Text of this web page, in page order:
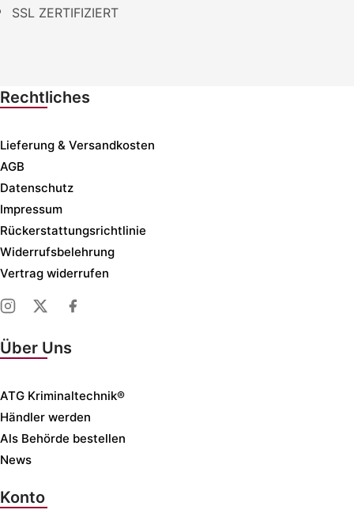
SSL ZERTIFIZIERT
Rechtliches
Lieferung & Versandkosten
AGB
Datenschutz
Impressum
Rückerstattungsrichtlinie
Widerrufsbelehrung
Vertrag widerrufen
Über Uns
ATG Kriminaltechnik®
Händler werden
Als Behörde bestellen
News
Konto